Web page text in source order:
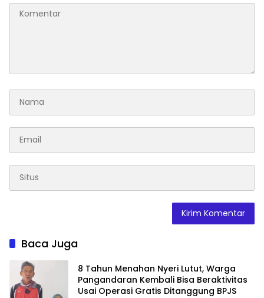
Baca Juga
8 Tahun Menahan Nyeri Lutut, Warga
Pangandaran Kembali Bisa Beraktivitas
Usai Operasi Gratis Ditanggung BPJS